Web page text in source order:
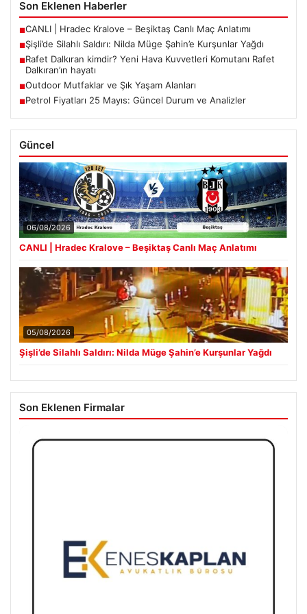
Son Eklenen Haberler
■CANLI | Hradec Kralove – Beşiktaş Canlı Maç Anlatımı
■Şişli’de Silahlı Saldırı: Nilda Müge Şahin’e Kurşunlar Yağdı
■Rafet Dalkıran kimdir? Yeni Hava Kuvvetleri Komutanı Rafet
Dalkıran’ın hayatı
■Outdoor Mutfaklar ve Şık Yaşam Alanları
■Petrol Fiyatları 25 Mayıs: Güncel Durum ve Analizler
Güncel
06/08/2026
CANLI | Hradec Kralove – Beşiktaş Canlı Maç Anlatımı
05/08/2026
Şişli’de Silahlı Saldırı: Nilda Müge Şahin’e Kurşunlar Yağdı
Son Eklenen Firmalar